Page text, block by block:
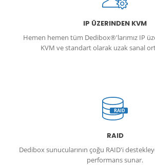
IP ÜZERINDEN KVM
Hemen hemen tüm Dedibox®'larımız IP
KVM ve standart olarak uzak sanal
RAID
RAID
Dedibox sunucularının çoğu RAID'i
performans sunar.